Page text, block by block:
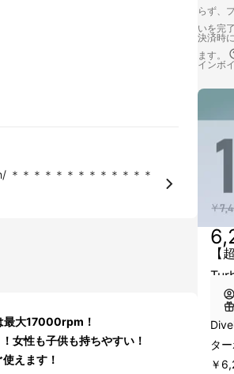
最大17000rpm！
女性も子供も持ちやすい！
えます！
らず、
いを完
決済時
ます。
インボ
【
タ
￥